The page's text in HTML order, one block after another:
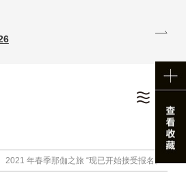
2021 年春季那伽之旅 “现已开始接受报名。